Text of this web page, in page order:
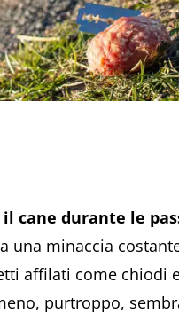
cane durante le
una minaccia
affilati come chiodi
purtroppo,